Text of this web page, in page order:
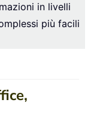
in livelli
più facili